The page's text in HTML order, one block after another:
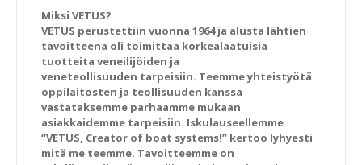
Miksi VETUS?
VETUS perustettiin vuonna 1964 ja alusta lähtien
tavoitteena oli toimittaa korkealaatuisia
tuotteita veneilijöiden ja
veneteollisuuden tarpeisiin. Teemme yhteistyötä
oppilaitosten ja teollisuuden kanssa
vastataksemme parhaamme mukaan
asiakkaidemme tarpeisiin. Iskulauseellemme
“VETUS, Creator of boat systems!” kertoo lyhyesti
mitä me teemme. Tavoitteemme on